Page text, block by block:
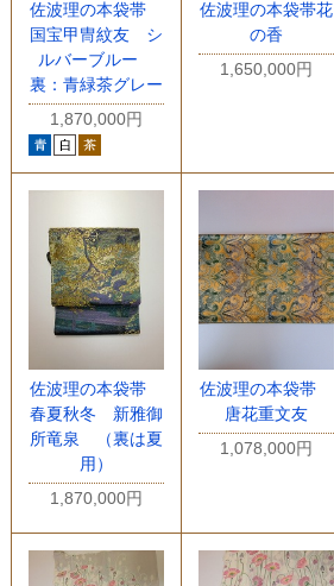
佐波理の本袋帯
国宝甲冑紋友 シ
ルバーブルー
裏：青緑茶グレー
1,870,000円
佐波理の本袋帯花
の香
1,650,000円
佐波理の本袋帯
春夏秋冬 新雅御
所竜泉 （裏は夏
用）
1,870,000円
佐波理の本袋帯
唐花重文友
1,078,000円